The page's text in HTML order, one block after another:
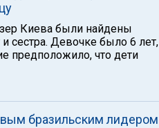
Киева были найдены
сестра. Девочке было 6 лет,
предположило, что дети
бразильским лидером